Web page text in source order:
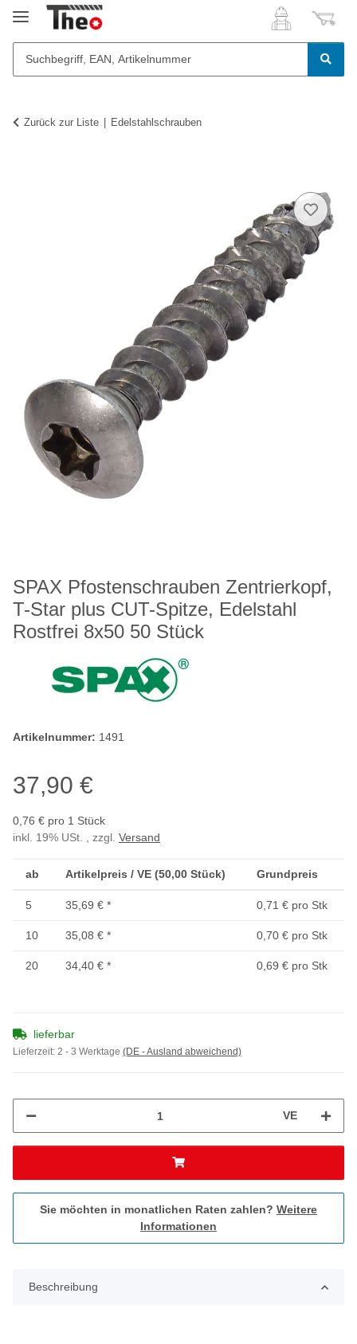
Zurück zur Liste Edelstahlschrauben
SPAX Pfostenschrauben Zentrierkopf,
T-Star plus CUT-Spitze, Edelstahl
Rostfrei 8x50 50 Stück
Artikelnummer: 1491
37,90 €
0,76 € pro 1 Stück
inkl. 19% USt. , zzgl. Versand
ab Artikelpreis / VE (50,00 Stück) Grundpreis
5 35,69 € * 0,71 € pro Stk
10 35,08 € * 0,70 € pro Stk
20 34,40 € * 0,69 € pro Stk
lieferbar
Lieferzeit: 2 - 3 Werktage (DE - Ausland abweichend)
VE
Sie möchten in monatlichen Raten zahlen? Weitere
Informationen
Beschreibung